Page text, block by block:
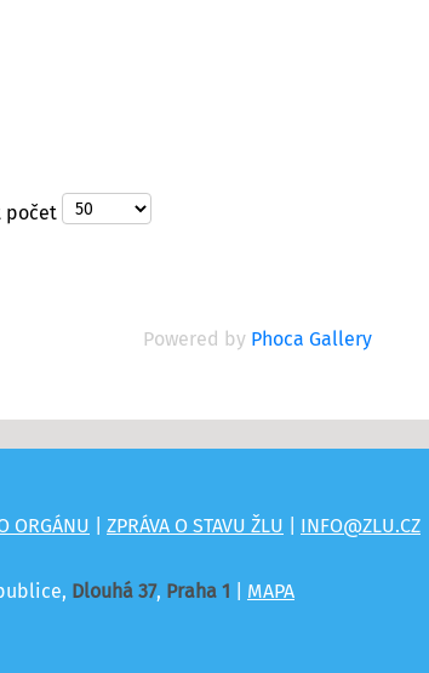
počet
Powered by Phoca Gallery
ORGÁNU ZPRÁVA O STAVU ŽLU INFO@ZLU.CZ
Dlouhá 37, Praha 1
MAPA